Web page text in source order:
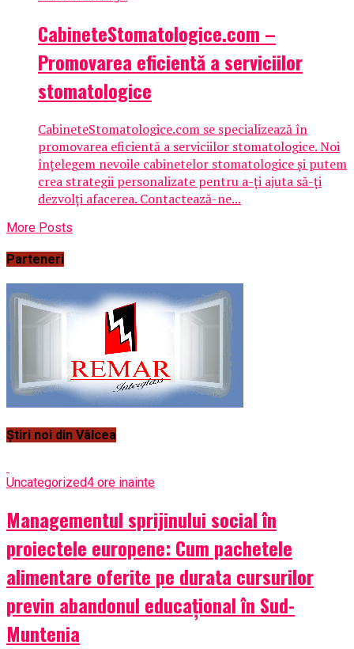
CabineteStomatologice.com –
Promovarea eficientă a serviciilor
stomatologice
CabineteStomatologice.com se specializează în
promovarea eficientă a serviciilor stomatologice. Noi
înțelegem nevoile cabinetelor stomatologice și putem
crea strategii personalizate pentru a-ți ajuta să-ți
dezvolți afacerea. Contactează-ne...
More Posts
Parteneri
Știri noi din Vâlcea
Uncategorized4 ore inainte
Managementul sprijinului social în
proiectele europene: Cum pachetele
alimentare oferite pe durata cursurilor
previn abandonul educațional în Sud-
Muntenia